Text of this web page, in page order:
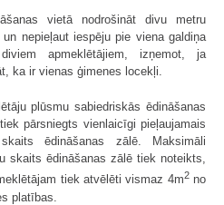
vietā nodrošināt divu metru
nepieļaut iespēju pie viena galdiņa
apmeklētājiem, izņemot, ja
ka ir vienas ģimenes locekļi.
plūsmu sabiedriskās ēdināšanas
pārsniegts vienlaicīgi pieļaujamais
ēdināšanas zālē. Maksimāli
skaits ēdināšanas zālē tiek noteikts,
tiek atvēlēti vismaz 4m2no
platības.